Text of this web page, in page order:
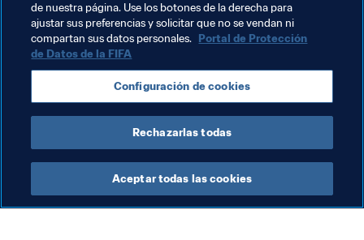
Frente a sus compañeros de club, Giroud espera
encontrar una fisura que le permita marcar su primer gol
en Rusia. Pero tampoco es algo que le obsesione: "Si
ganamos la Copa Mundial y no marco, ¡no me supondría
ningún problema!", concluyó.
de nuestra página. Use los botones de la derecha para
ajustar sus preferencias y solicitar que no se vendan ni
compartan sus datos personales. Portal de Protección
de Datos de la FIFA
Configuración de cookies
Rechazarlas todas
Aceptar todas las cookies